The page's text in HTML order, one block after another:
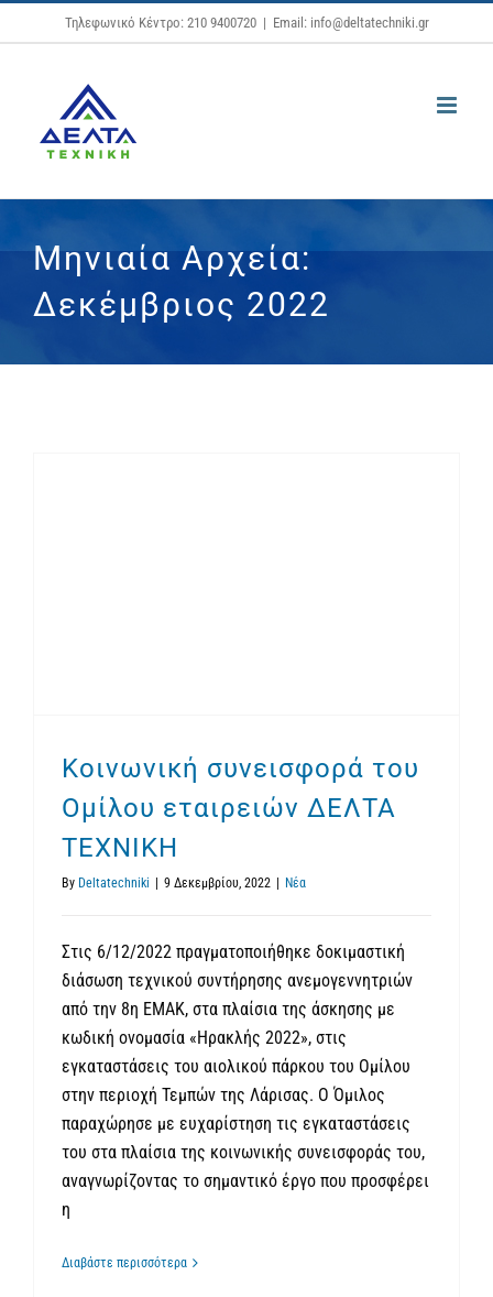
Μετάβαση
στο
Τηλεφωνικό Κέντρο: 210 9400720 | Email: info@deltatechniki.gr
Μηνιαία Αρχεία:
Δεκέμβριος 2022
Κοινωνική συνεισφορά του
Ομίλου εταιρειών ΔΕΛΤΑ
ΤΕΧΝΙΚΗ
By Deltatechniki 9 Δεκεμβρίου, 2022 Νέα
Στις 6/12/2022 πραγματοποιήθηκε δοκιμαστική
διάσωση τεχνικού συντήρησης ανεμογεννητριών
από την 8η ΕΜΑΚ, στα πλαίσια της άσκησης με
κωδική ονομασία «Ηρακλής 2022», στις
εγκαταστάσεις του αιολικού πάρκου του Ομίλου
στην περιοχή Τεμπών της Λάρισας. Ο Όμιλος
παραχώρησε με ευχαρίστηση τις εγκαταστάσεις
του στα πλαίσια της κοινωνικής συνεισφοράς του,
αναγνωρίζοντας το σημαντικό έργο που προσφέρει
η
Διαβάστε περισσότερα